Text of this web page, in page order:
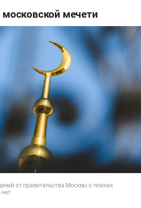
московской мечети
от правительства Москвы о планах
нет